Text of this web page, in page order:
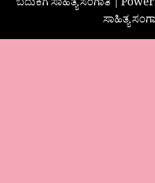
ಬದುಕಿಗೆ ಸಾಹಿತ್ಯ ಸಂಗಾತಿ |
ಸಾಹಿತ್ಯ